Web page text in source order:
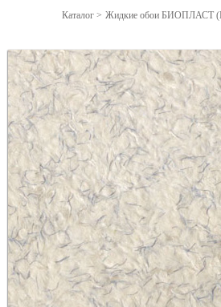
Каталог > Жидкие обои БИОПЛАСТ